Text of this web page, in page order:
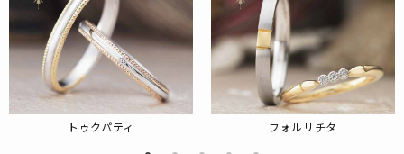
トゥクパティ フォルリチタ